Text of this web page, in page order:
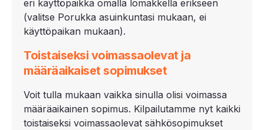
eri käyttöpaikka omalla lomakkella erikseen
(valitse Porukka asuinkuntasi mukaan, ei
käyttöpaikan mukaan).
Toistaiseksi voimassaolevat ja
määräaikaiset sopimukset
Voit tulla mukaan vaikka sinulla olisi voimassa
määräaikainen sopimus. Kilpailutamme nyt kaikki
toistaiseksi voimassaolevat sähkösopimukset